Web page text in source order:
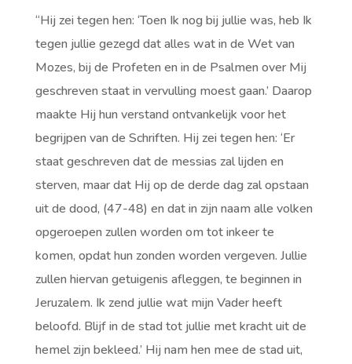
“Hij zei tegen hen: ‘Toen Ik nog bij jullie was, heb Ik
tegen jullie gezegd dat alles wat in de Wet van
Mozes, bij de Profeten en in de Psalmen over Mij
geschreven staat in vervulling moest gaan.’ Daarop
maakte Hij hun verstand ontvankelijk voor het
begrijpen van de Schriften. Hij zei tegen hen: ‘Er
staat geschreven dat de messias zal lijden en
sterven, maar dat Hij op de derde dag zal opstaan
uit de dood, (47-48) en dat in zijn naam alle volken
opgeroepen zullen worden om tot inkeer te
komen, opdat hun zonden worden vergeven. Jullie
zullen hiervan getuigenis afleggen, te beginnen in
Jeruzalem. Ik zend jullie wat mijn Vader heeft
beloofd. Blijf in de stad tot jullie met kracht uit de
hemel zijn bekleed.’ Hij nam hen mee de stad uit,